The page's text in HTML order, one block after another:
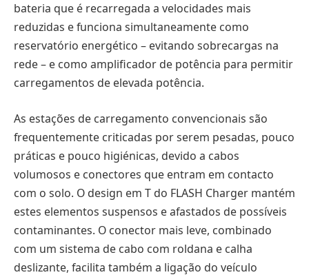
bateria que é recarregada a velocidades mais
reduzidas e funciona simultaneamente como
reservatório energético – evitando sobrecargas na
rede – e como amplificador de potência para permitir
carregamentos de elevada potência.
As estações de carregamento convencionais são
frequentemente criticadas por serem pesadas, pouco
práticas e pouco higiénicas, devido a cabos
volumosos e conectores que entram em contacto
com o solo. O design em T do FLASH Charger mantém
estes elementos suspensos e afastados de possíveis
contaminantes. O conector mais leve, combinado
com um sistema de cabo com roldana e calha
deslizante, facilita também a ligação do veículo